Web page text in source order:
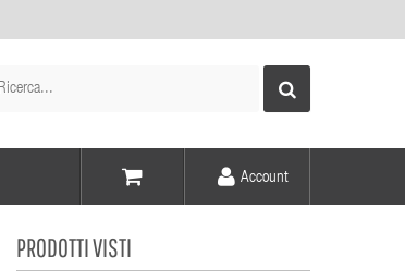
Account
PRODOTTI VISTI